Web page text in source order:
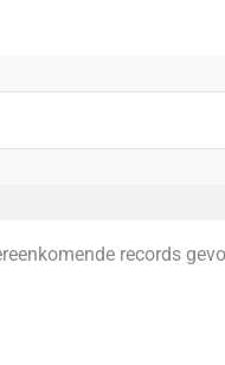
records